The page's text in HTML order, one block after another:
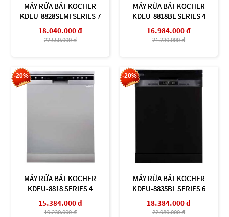
MÁY RỬA BÁT KOCHER
KDEU-8828SEMI SERIES 7
18.040.000 đ
22.550.000 đ
MÁY RỬA BÁT KOCHER
KDEU-8818BL SERIES 4
16.984.000 đ
21.230.000 đ
-20%
MÁY RỬA BÁT KOCHER
KDEU-8818 SERIES 4
15.384.000 đ
19.230.000 đ
-20%
MÁY RỬA BÁT KOCHER
KDEU-8835BL SERIES 6
18.384.000 đ
22.980.000 đ